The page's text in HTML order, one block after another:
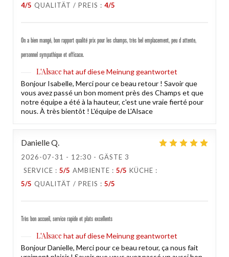
4/5 QUALITÄT / PREIS : 4/5
On a bien mangé, bon rapport qualité prix pour les champs, très bel emplacement, peu d attente,
personnel sympathique et efficace.
L'Alsace hat auf diese Meinung geantwortet
Bonjour Isabelle, Merci pour ce beau retour ! Savoir que
vous avez passé un bon moment près des Champs et que
notre équipe a été à la hauteur, c'est une vraie fierté pour
nous. À très bientôt ! L'équipe de L'Alsace
DanielleQ
2026-07-31 - 12:30 - GÄSTE 3
SERVICE : 5/5 AMBIENTE : 5/5 KÜCHE :
5/5 QUALITÄT / PREIS : 5/5
Très bon accueil, service rapide et plats excellents
L'Alsace hat auf diese Meinung geantwortet
Bonjour Danielle, Merci pour ce beau retour, ça nous fait